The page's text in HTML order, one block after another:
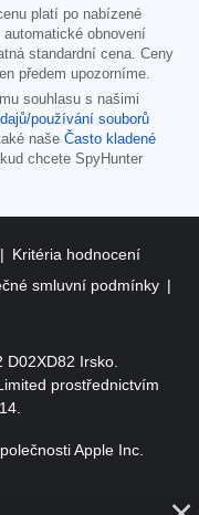
platí po nabízené
obnovení
standardní cena. Ceny
předem upozorníme.
souhlasu s našimi
používání souborů
naše Často kladené
chcete SpyHunter
Kritéria hodnocení
smluvní podmínky
Irsko.
prostřednictvím
Apple Inc.